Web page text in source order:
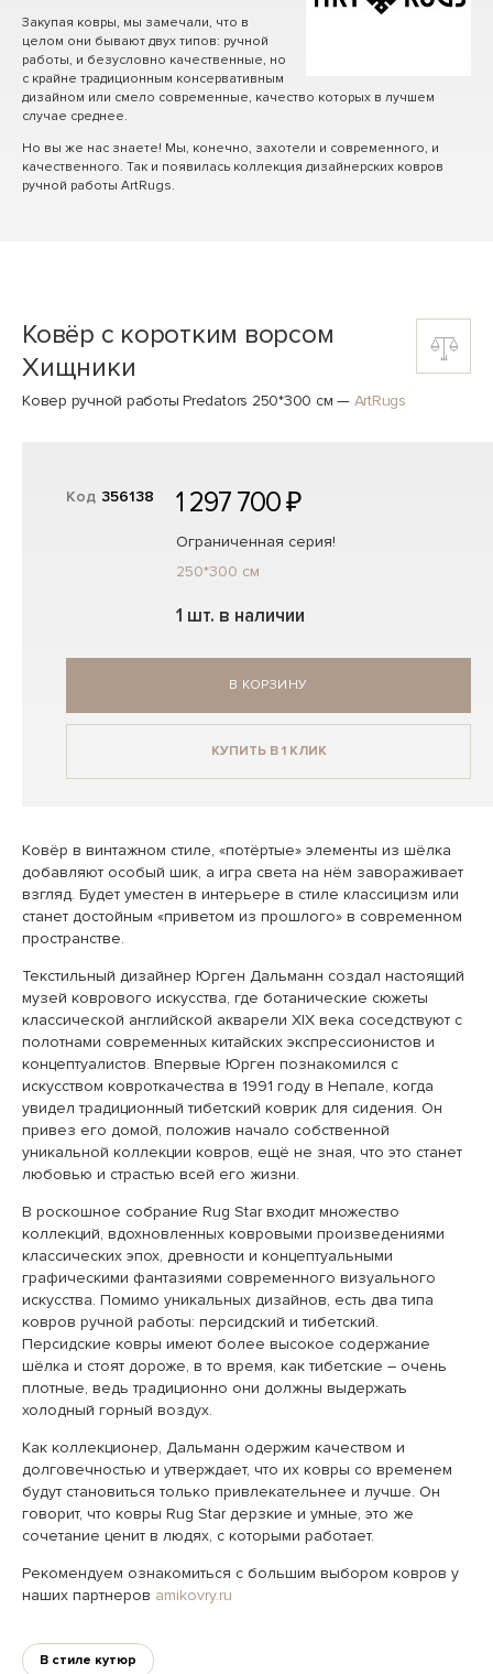
Закупая ковры, мы замечали, что в
целом они бывают двух типов: ручной
работы, и безусловно качественные, но
с крайне традиционным консервативным
дизайном или смело современные, качество которых в лучшем
случае среднее.
Но вы же нас знаете! Мы, конечно, захотели и современного, и
качественного. Так и появилась коллекция дизайнерских ковров
ручной работы ArtRugs.
Ковёр с коротким ворсом
Хищники
Ковер ручной работы Predators 250*300 см — ArtRugs
Код 356138 1 297 700 ₽
Ограниченная серия!
250*300 см
1 шт. в наличии
В КОРЗИНУ
КУПИТЬ В 1 КЛИК
Ковёр в винтажном стиле, «потёртые» элементы из шёлка
добавляют особый шик, а игра света на нём завораживает
взгляд. Будет уместен в интерьере в стиле классицизм или
станет достойным «приветом из прошлого» в современном
пространстве.
Текстильный дизайнер Юрген Дальманн создал настоящий
музей коврового искусства, где ботанические сюжеты
классической английской акварели XIX века соседствуют с
полотнами современных китайских экспрессионистов и
концептуалистов. Впервые Юрген познакомился с
искусством ковроткачества в 1991 году в Непале, когда
увидел традиционный тибетский коврик для сидения. Он
привез его домой, положив начало собственной
уникальной коллекции ковров, ещё не зная, что это станет
любовью и страстью всей его жизни.
В роскошное собрание Rug Star входит множество
коллекций, вдохновленных ковровыми произведениями
классических эпох, древности и концептуальными
графическими фантазиями современного визуального
искусства. Помимо уникальных дизайнов, есть два типа
ковров ручной работы: персидский и тибетский.
Персидские ковры имеют более высокое содержание
шёлка и стоят дороже, в то время, как тибетские – очень
плотные, ведь традиционно они должны выдержать
холодный горный воздух.
Как коллекционер, Дальманн одержим качеством и
долговечностью и утверждает, что их ковры со временем
будут становиться только привлекательнее и лучше. Он
говорит, что ковры Rug Star дерзкие и умные, это же
сочетание ценит в людях, с которыми работает.
Рекомендуем ознакомиться с большим выбором ковров у
наших партнеров amikovry.ru
В стиле кутюр